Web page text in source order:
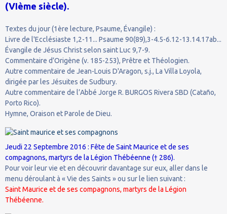
(VIème siècle).
Textes du jour (1ère lecture, Psaume, Évangile) :
Livre de l'Ecclésiaste 1,2-11... Psaume 90(89),3-4.5-6.12-13.14.17ab...
Évangile de Jésus Christ selon saint Luc 9,7-9.
Commentaire d’Origène (v. 185-253), Prêtre et Théologien.
Autre commentaire de Jean-Louis D'Aragon, s.j., La Villa Loyola,
dirigée par les Jésuites de Sudbury.
Autre commentaire de l’Abbé Jorge R. BURGOS Rivera SBD (Cataño,
Porto Rico).
Hymne, Oraison et Parole de Dieu.
Jeudi 22 Septembre 2016 : Fête de Saint Maurice et de ses
compagnons, martyrs de la Légion Thébéenne († 286).
Pour voir leur vie et en découvrir davantage sur eux, aller dans le
menu déroulant à « Vie des Saints » ou sur le lien suivant :
Saint Maurice et de ses compagnons, martyrs de la Légion
Thébéenne.